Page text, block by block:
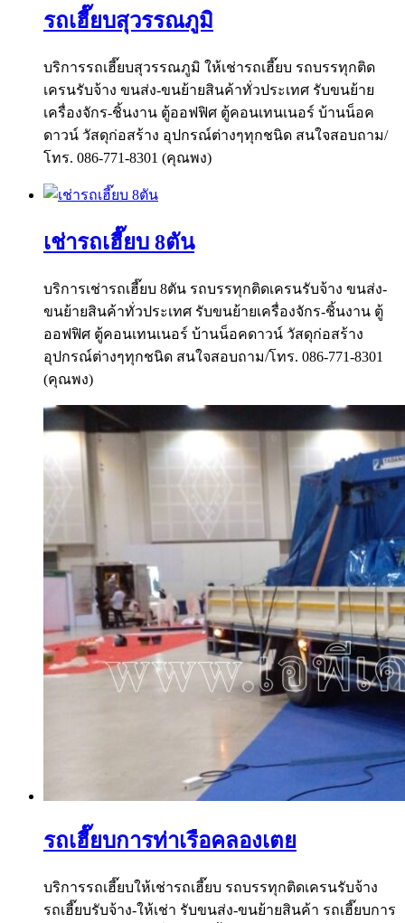
รถเฮี๊ยบสุวรรณภูมิ
บริการรถเฮี๊ยบสุวรรณภูมิ ให้เช่ารถเฮี๊ยบ รถบรรทุกติด
เครนรับจ้าง ขนส่ง-ขนย้ายสินค้าทั่วประเทศ รับขนย้าย
เครื่องจักร-ชิ้นงาน ตู้ออฟฟิศ ตู้คอนเทนเนอร์ บ้านน็อค
ดาวน์ วัสดุก่อสร้าง อุปกรณ์ต่างๆทุกชนิด สนใจสอบถาม/
โทร. 086-771-8301 (คุณพง)
เช่ารถเฮี๊ยบ 8ตัน
บริการเช่ารถเฮี๊ยบ 8ตัน รถบรรทุกติดเครนรับจ้าง ขนส่ง-
ขนย้ายสินค้าทั่วประเทศ รับขนย้ายเครื่องจักร-ชิ้นงาน ตู้
ออฟฟิศ ตู้คอนเทนเนอร์ บ้านน็อคดาวน์ วัสดุก่อสร้าง
อุปกรณ์ต่างๆทุกชนิด สนใจสอบถาม/โทร. 086-771-8301
(คุณพง)
รถเฮี๊ยบการท่าเรือคลองเตย
บริการรถเฮี๊ยบให้เช่ารถเฮี๊ยบ รถบรรทุกติดเครนรับจ้าง
รถเฮี๊ยบรับจ้าง-ให้เช่า รับขนส่ง-ขนย้ายสินค้า รถเฮี๊ยบการ